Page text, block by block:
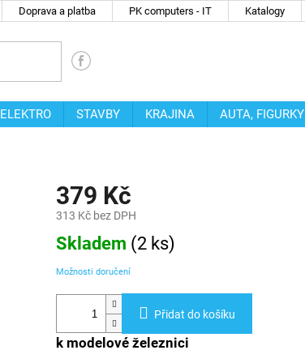
Doprava a platba PK computers - IT Katalogy
ELEKTRO STAVBY KRAJINA AUTA, FIGURKY
379 Kč
313 Kč bez DPH
Měrná
cena:
Skladem (2 ks)
Možnosti doručení
Přidat do košíku
k modelové železnici